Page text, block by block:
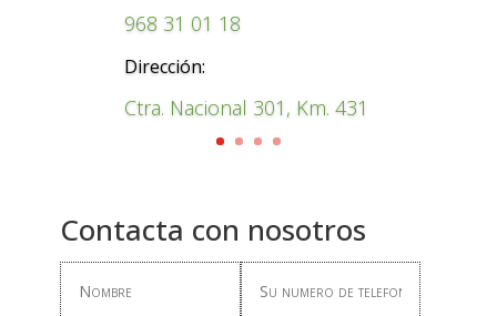
968 31 01 18
Dirección:
Ctra. Nacional 301, Km. 431
Contacta con nosotros